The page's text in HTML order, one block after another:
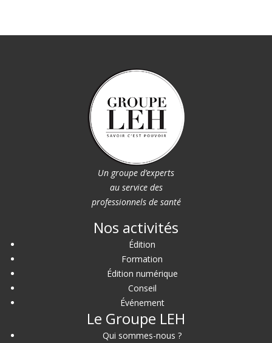
Un groupe d’experts
au service des
professionnels de santé
Nos activités
Édition
Formation
Édition numérique
Conseil
Événement
Le Groupe LEH
Qui sommes-nous ?